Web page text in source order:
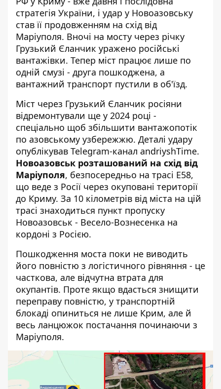
стратегія України, і удар у Новоазовську
став її продовженням на схід від
Маріуполя. Вночі на мосту через річку
Грузький Єланчик уражено російські
вантажівки. Тепер міст працює лише по
одній смузі - друга пошкоджена, а
вантажний транспорт пустили в об'їзд.
Міст через Грузький Єланчик росіяни
відремонтували ще у 2024 році -
спеціально щоб збільшити вантажопотік
по азовському узбережжю. Деталі удару
опублікував Telegram-канал andriyshTime.
Новоазовськ розташований на схід від
Маріуполя, безпосередньо на трасі E58,
що веде з Росії через окуповані території
до Криму. За 10 кілометрів від міста на цій
трасі знаходиться пункт пропуску
Новоазовськ - Весело-Вознесенка на
кордоні з Росією.
Пошкодження моста поки не виводить
його повністю з логістичного рівняння - це
часткова, але відчутна втрата для
окупантів. Проте якщо вдасться знищити
переправу повністю, у транспортній
блокаді опиниться не лише Крим, але й
весь ланцюжок постачання починаючи з
Маріуполя.